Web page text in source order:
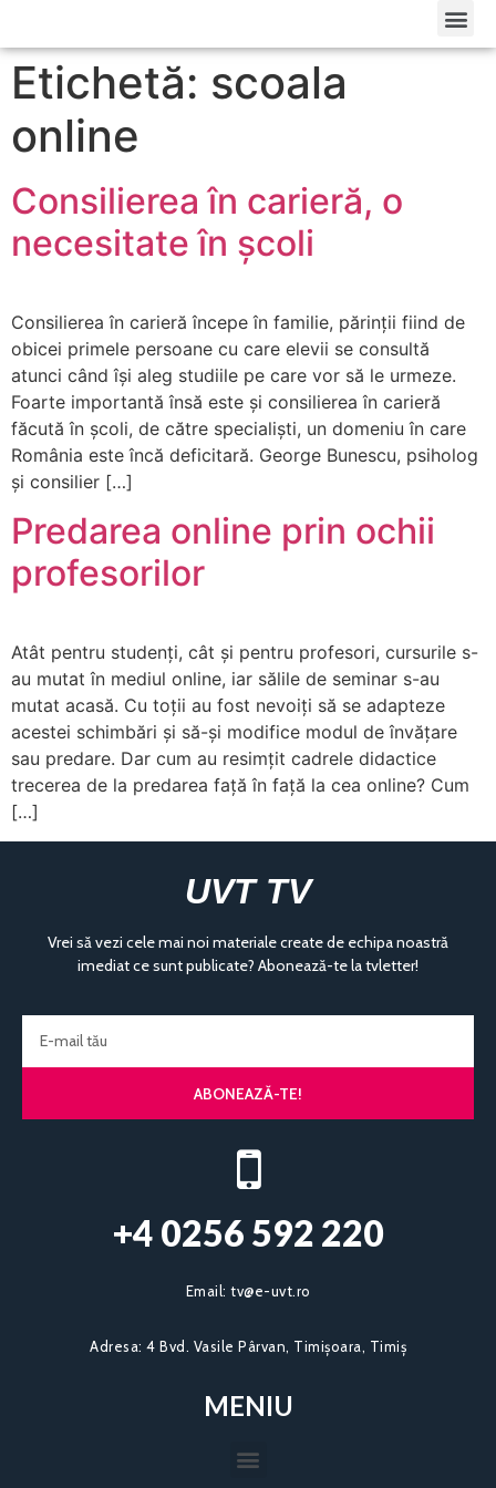
Etichetă: scoala
online
Consilierea în carieră, o
necesitate în școli
Consilierea în carieră începe în familie, părinții fiind de
obicei primele persoane cu care elevii se consultă
atunci când își aleg studiile pe care vor să le urmeze.
Foarte importantă însă este și consilierea în carieră
făcută în școli, de către specialiști, un domeniu în care
România este încă deficitară. George Bunescu, psiholog
și consilier […]
Predarea online prin ochii
profesorilor
Atât pentru studenți, cât și pentru profesori, cursurile s-
au mutat în mediul online, iar sălile de seminar s-au
mutat acasă. Cu toții au fost nevoiți să se adapteze
acestei schimbări și să-și modifice modul de învățare
sau predare. Dar cum au resimțit cadrele didactice
trecerea de la predarea față în față la cea online? Cum
[…]
UVT TV
Vrei să vezi cele mai noi materiale create de echipa noastră
imediat ce sunt publicate? Abonează-te la tvletter!
ABONEAZĂ-TE!
+4 0256 592 220​
Email: tv@e-uvt.ro
Adresa: 4 Bvd. Vasile Pârvan, Timișoara, Timiș
MENIU